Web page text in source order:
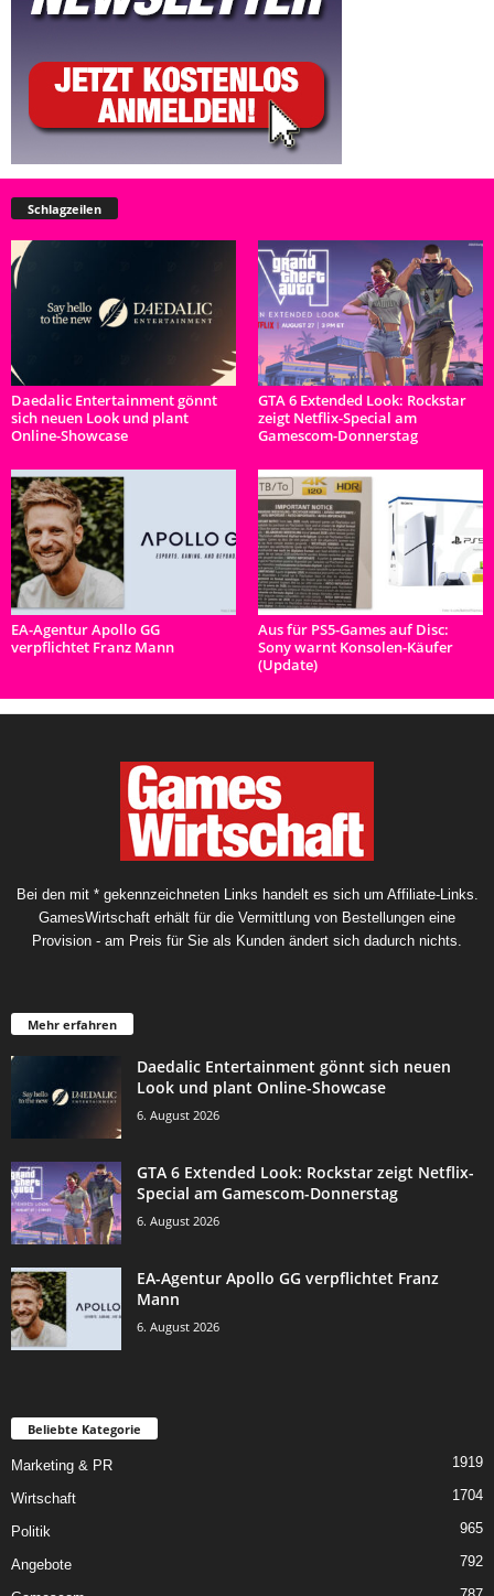
Schlagzeilen
Daedalic Entertainment gönnt
sich neuen Look und plant
Online-Showcase
GTA 6 Extended Look: Rockstar
zeigt Netflix-Special am
Gamescom-Donnerstag
EA-Agentur Apollo GG
verpflichtet Franz Mann
Aus für PS5-Games auf Disc:
Sony warnt Konsolen-Käufer
(Update)
Bei den mit * gekennzeichneten Links handelt es sich um Affiliate-Links.
GamesWirtschaft erhält für die Vermittlung von Bestellungen eine
Provision - am Preis für Sie als Kunden ändert sich dadurch nichts.
Mehr erfahren
Daedalic Entertainment gönnt sich neuen
Look und plant Online-Showcase
6. August 2026
GTA 6 Extended Look: Rockstar zeigt Netflix-
Special am Gamescom-Donnerstag
6. August 2026
EA-Agentur Apollo GG verpflichtet Franz
Mann
6. August 2026
Beliebte Kategorie
Marketing & PR 1919
Wirtschaft 1704
Politik 965
Angebote 792